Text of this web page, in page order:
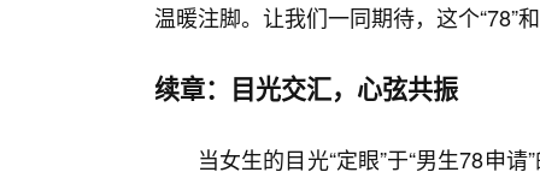
温暖注脚。让我们一同期待，这个“78”
续章：目光交汇，心弦共振
当女生的目光“定眼”于“男生78申